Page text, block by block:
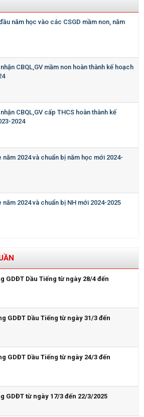
năm học vào các CSGD mầm non, năm
CBQL,GV mầm non hoàn thành kế hoạch
CBQL,GV cấp THCS hoàn thành kế
2024
2024 và chuẩn bị năm học mới 2024-
2024 và chuẩn bị NH mới 2024-2025
GDĐT Dầu Tiếng từ ngày 28/4 đến
GDĐT Dầu Tiếng từ ngày 31/3 đến
GDĐT Dầu Tiếng từ ngày 24/3 đến
GDĐT từ ngày 17/3 đến 22/3/2025